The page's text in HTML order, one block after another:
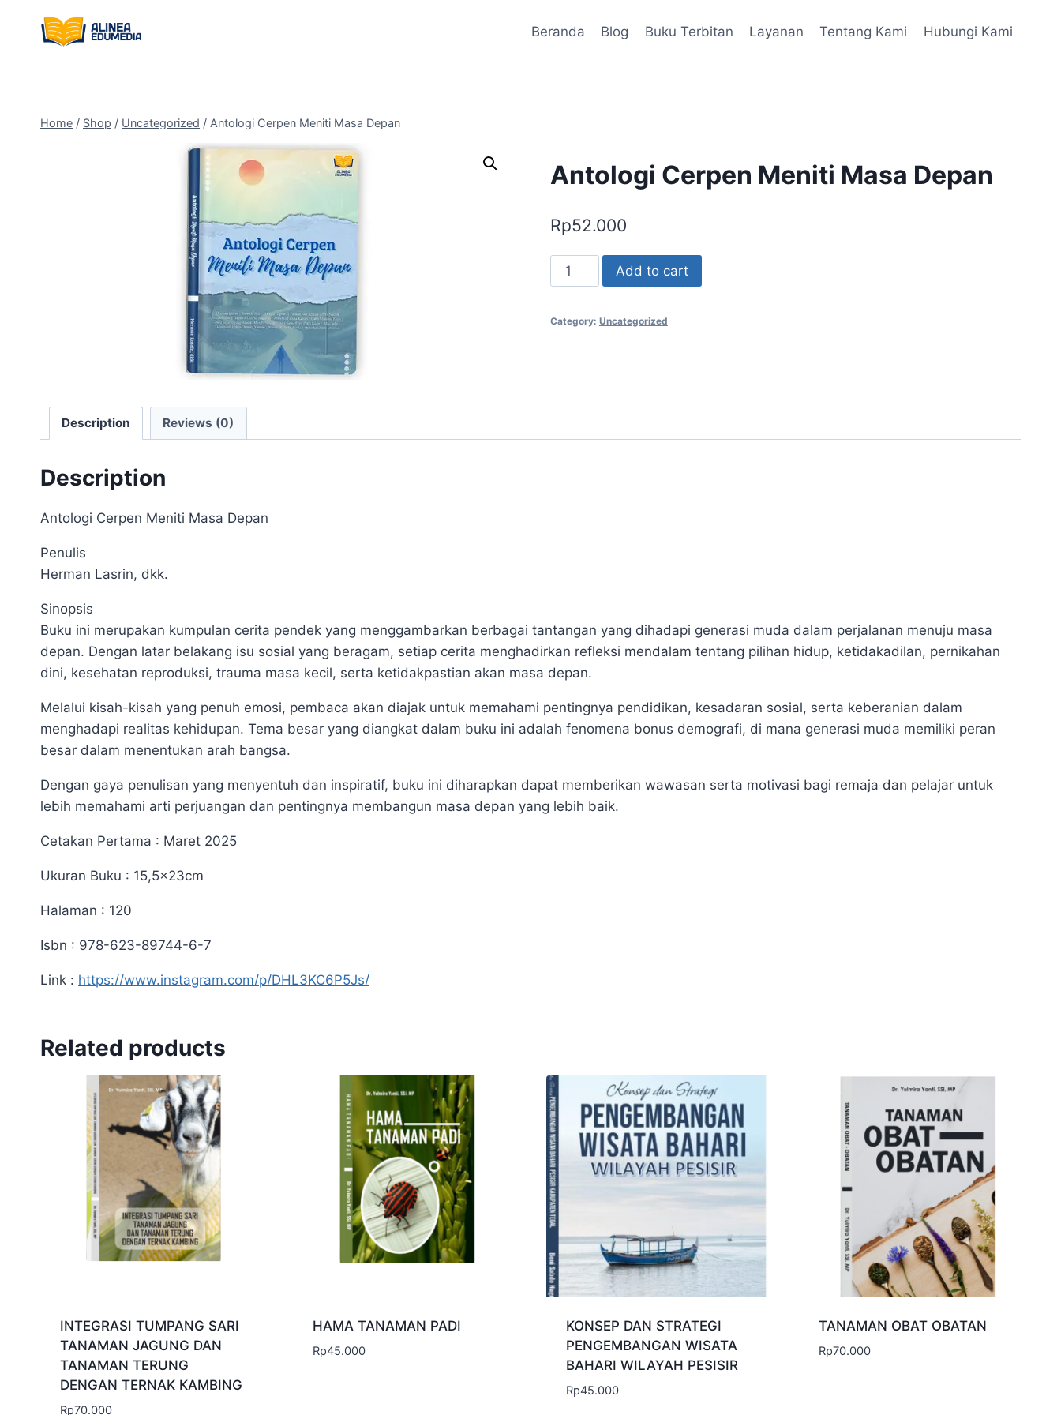
Beranda Blog Buku Terbitan Layanan Tentang Kami Hubungi Kami
Home / Shop / Uncategorized / Antologi Cerpen Meniti Masa Depan
Antologi Cerpen Meniti Masa Depan
Rp52.000
Antologi
Cerpen
Masa
Add to cart
Category: Uncategorized
Description Reviews (0)
Description
Antologi Cerpen Meniti Masa Depan
Penulis
Herman Lasrin, dkk.
Sinopsis
Buku ini merupakan kumpulan cerita pendek yang menggambarkan berbagai tantangan yang dihadapi generasi muda dalam perjalanan menuju masa
depan. Dengan latar belakang isu sosial yang beragam, setiap cerita menghadirkan refleksi mendalam tentang pilihan hidup, ketidakadilan, pernikahan
dini, kesehatan reproduksi, trauma masa kecil, serta ketidakpastian akan masa depan.
Melalui kisah-kisah yang penuh emosi, pembaca akan diajak untuk memahami pentingnya pendidikan, kesadaran sosial, serta keberanian dalam
menghadapi realitas kehidupan. Tema besar yang diangkat dalam buku ini adalah fenomena bonus demografi, di mana generasi muda memiliki peran
besar dalam menentukan arah bangsa.
Dengan gaya penulisan yang menyentuh dan inspiratif, buku ini diharapkan dapat memberikan wawasan serta motivasi bagi remaja dan pelajar untuk
lebih memahami arti perjuangan dan pentingnya membangun masa depan yang lebih baik.
Cetakan Pertama : Maret 2025
Ukuran Buku : 15,5x23cm
Halaman : 120
Isbn : 978-623-89744-6-7
Link : https://www.instagram.com/p/DHL3KC6P5Js/
Related products
INTEGRASI TUMPANG SARI
TANAMAN JAGUNG DAN
TANAMAN TERUNG
DENGAN TERNAK KAMBING
Rp70.000
HAMA TANAMAN PADI
Rp45.000
KONSEP DAN STRATEGI
PENGEMBANGAN WISATA
BAHARI WILAYAH PESISIR
Rp45.000
TANAMAN OBAT OBATAN
Rp70.000